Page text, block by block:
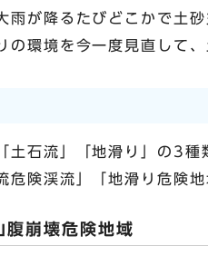
雨が降るたびどこかで土砂
の環境を今一度見直して
土石流」「地滑り」の3種
危険渓流」「地滑り危険地
腹崩壊危険地域